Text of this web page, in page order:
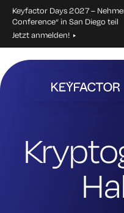
Keyfactor Days 2027 –
Conference“ in San Diego teil
Jetzt anmelden!
Hauptinhalt